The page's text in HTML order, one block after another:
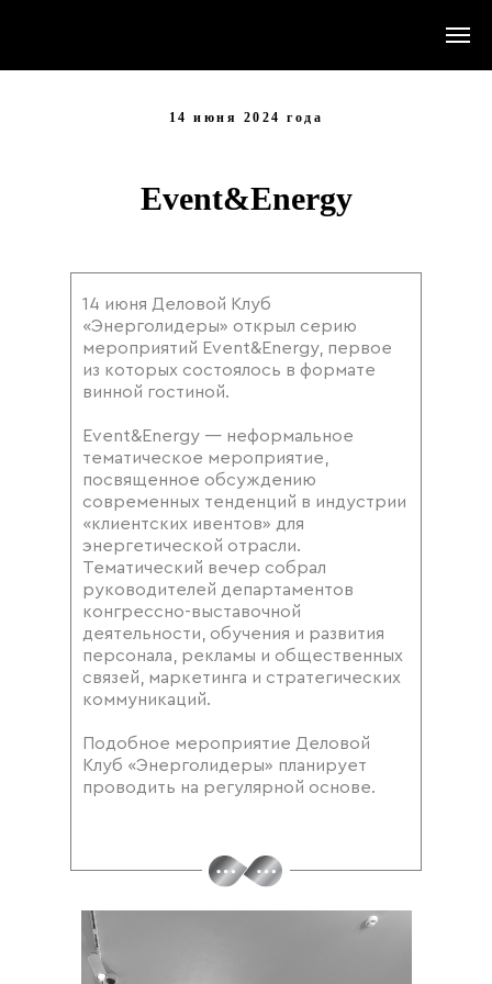
14 июня 2024 года
Event&Energy
14 июня Деловой Клуб
«Энерголидеры» открыл серию
мероприятий Event&Energy, первое
из которых состоялось в формате
винной гостиной.
Event&Energy — неформальное
тематическое мероприятие,
посвященное обсуждению
современных тенденций в индустрии
«клиентских ивентов» для
энергетической отрасли.
Тематический вечер собрал
руководителей департаментов
конгрессно-выставочной
деятельности, обучения и развития
персонала, рекламы и общественных
связей, маркетинга и стратегических
коммуникаций.
Подобное мероприятие Деловой
Клуб «Энерголидеры» планирует
проводить на регулярной основе.